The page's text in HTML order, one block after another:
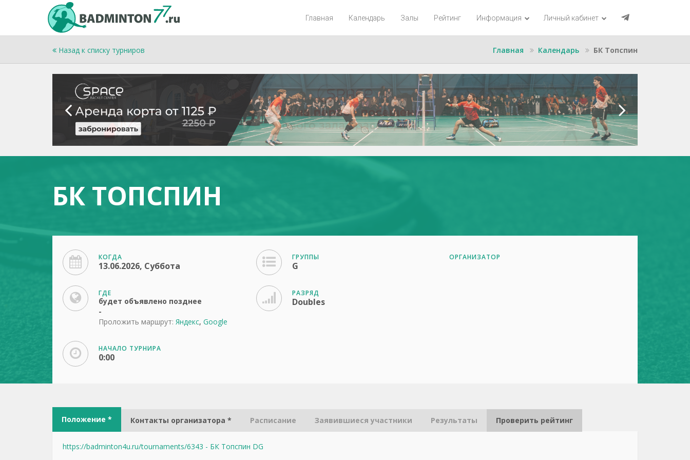
Главная Календарь Залы Рейтинг Информация Личный кабинет
Назад к списку турниров Главная Календарь БК Топспин
БК ТОПСПИН
КОГДА
13.06.2026, Суббота
ГДЕ
будет объявлено позднее
-
Проложить маршрут: Яндекс, Google
НАЧАЛО ТУРНИРА
0:00
ГРУППЫ
G
РАЗРЯД
Doubles
ОРГАНИЗАТОР
Положение * Контакты организатора * Расписание Заявившиеся участники Результаты Проверить рейтинг
https://badminton4u.ru/tournaments/6343 - БК Топспин DG